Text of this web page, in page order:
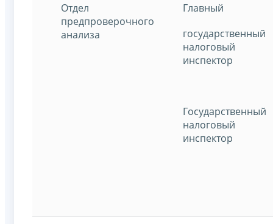
Отдел
предпроверочного
анализа
Главный
государственный
налоговый
инспектор
Государственный
налоговый
инспектор